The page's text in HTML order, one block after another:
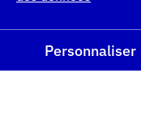
Personnaliser